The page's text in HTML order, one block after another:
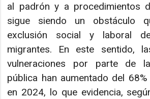
al padrón y a procedimientos
sigue siendo un obstáculo
exclusión social y laboral
migrantes. En este sentido,
vulneraciones por parte de
pública han aumentado del
en 2024, lo que evidencia,